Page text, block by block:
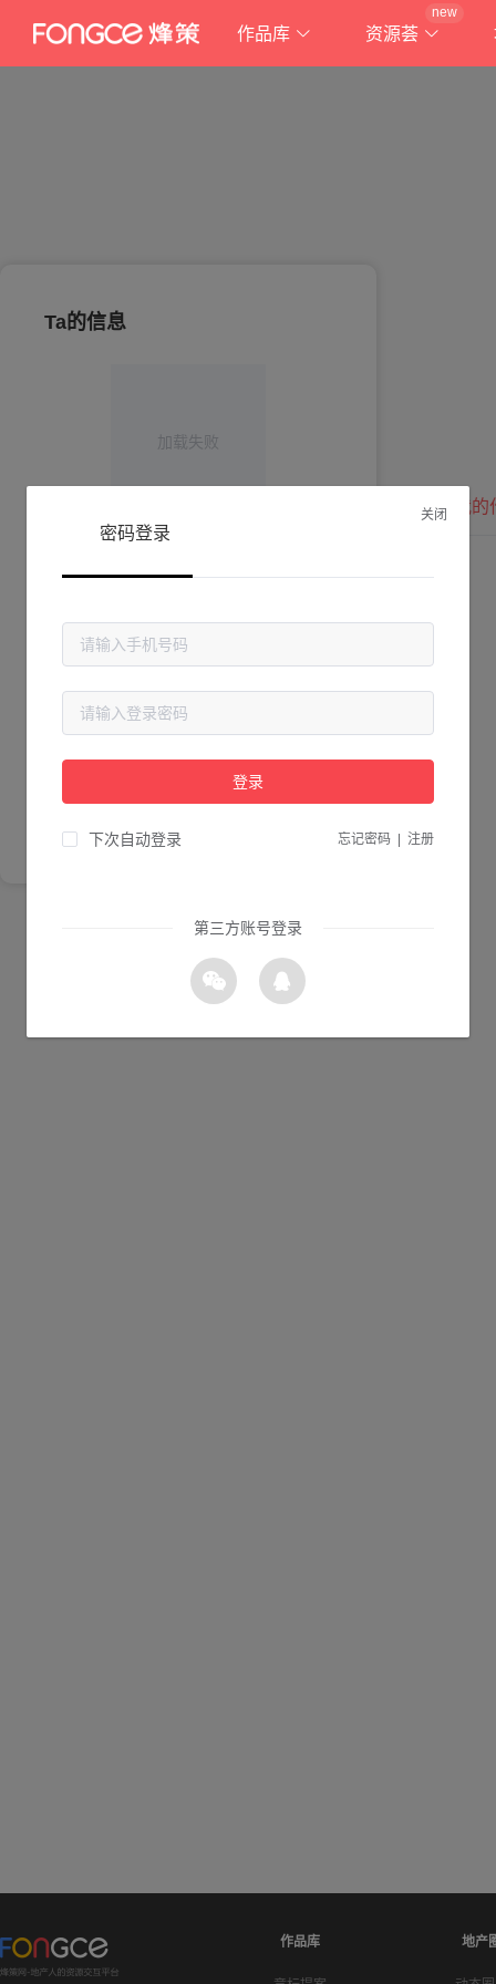
作品库 资源荟
new
Ta的信息
加载失败
作品数 ：
粉丝数 ：
我
作品库 地产
关闭
密码登录
登录
下次自动登录 忘记密码 注册
第三方账号登录